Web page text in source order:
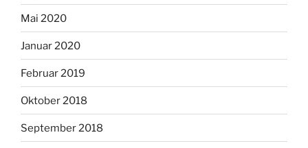
Mai 2020
Januar 2020
Februar 2019
Oktober 2018
September 2018